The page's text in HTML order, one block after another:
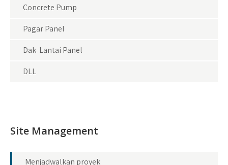
Concrete Pump
Pagar Panel
Dak Lantai Panel
DLL
Site Management
Menjadwalkan proyek